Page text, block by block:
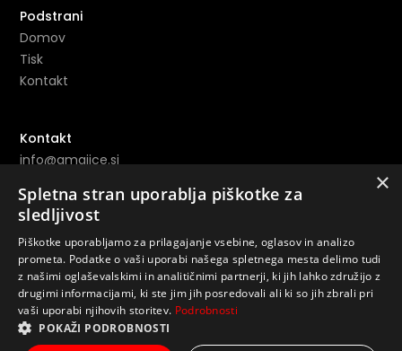
Podstrani
Domov
Tisk
Kontakt
Kontakt
info@amajice.si
Povezave
Instagram ->
Youtube ->
×
Spletna stran uporablja piškotke za
sledljivost
Piškotke uporabljamo za prilagajanje vsebine, oglasov in analizo
prometa. Podatke o vaši uporabi našega spletnega mesta delimo tudi
z našimi oglaševalskimi in analitičnimi partnerji, ki jih lahko združijo z
drugimi informacijami, ki ste jim jih posredovali ali ki so jih zbrali pri
vaši uporabi njihovih storitev. Podrobnosti
POKAŽI PODROBNOSTI